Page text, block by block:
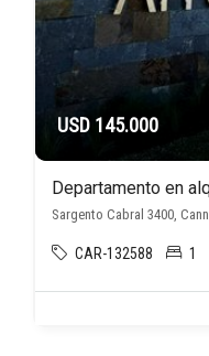
USD 145.000
Sargento Cabral 3400,
CAR-132588 1